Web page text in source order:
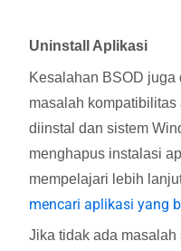
Uninstall Aplikasi
Kesalahan BSOD
masalah
diinstal dan sistem
menghapus instalasi
mempelajari lebih
mencari aplikasi yang
Jika tidak ada